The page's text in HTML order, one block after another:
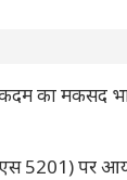
कदम का मकसद
5201) पर